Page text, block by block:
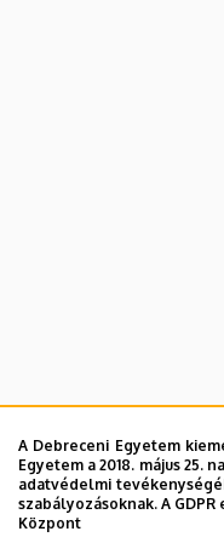
A Debreceni Egyetem
Egyetem a 2018. május
adatvédelmi
szabályozásoknak. A
Központ